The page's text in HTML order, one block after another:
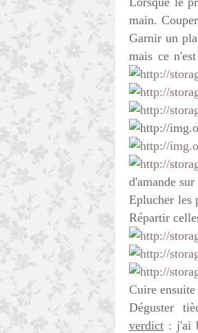
main.
Garnir un
mais ce
d'amande
Eplucher les
Répartir
Cuire
Déguster
verdict : j'ai